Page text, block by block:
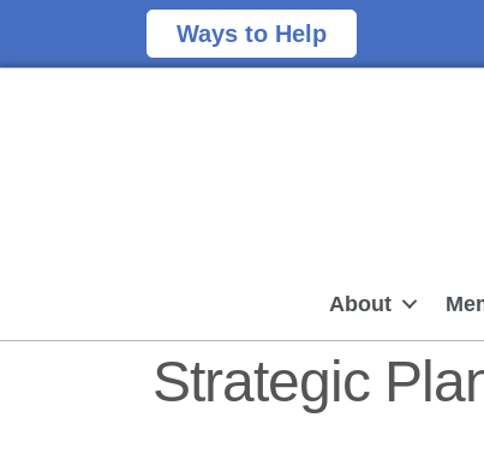
Ways to Help
About
Strategic